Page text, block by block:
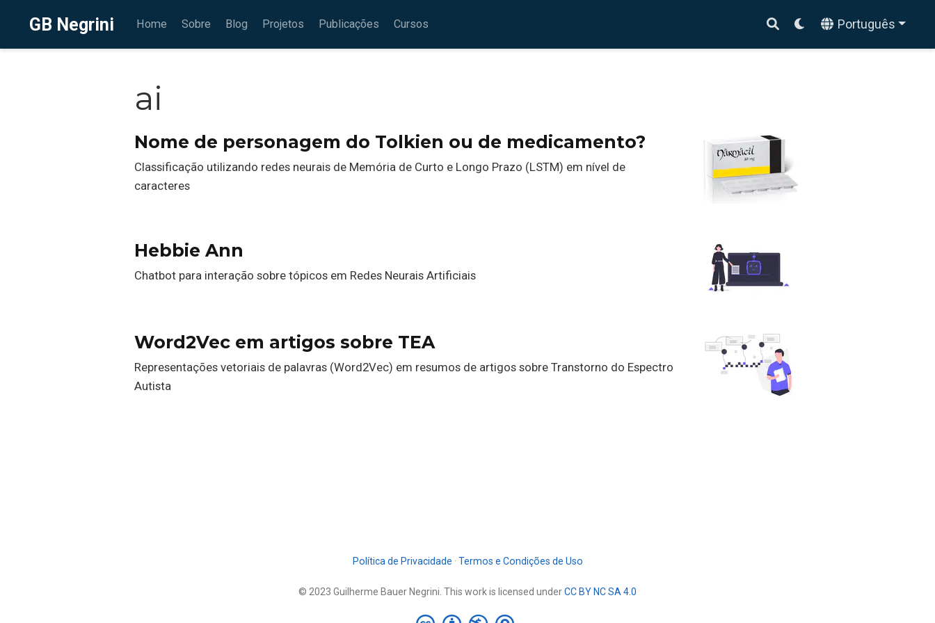
GB Negrini Home Sobre Blog Projetos Publicações Cursos Português
ai
Nome de personagem do Tolkien ou de medicamento?
Classificação utilizando redes neurais de Memória de Curto e Longo Prazo (LSTM) em nível de
caracteres
Hebbie Ann
Chatbot para interação sobre tópicos em Redes Neurais Artificiais
Word2Vec em artigos sobre TEA
Representações vetoriais de palavras (Word2Vec) em resumos de artigos sobre Transtorno do Espectro
Autista
Política de Privacidade · Termos e Condições de Uso
© 2023 Guilherme Bauer Negrini. This work is licensed underCC BY NC SA 4.0